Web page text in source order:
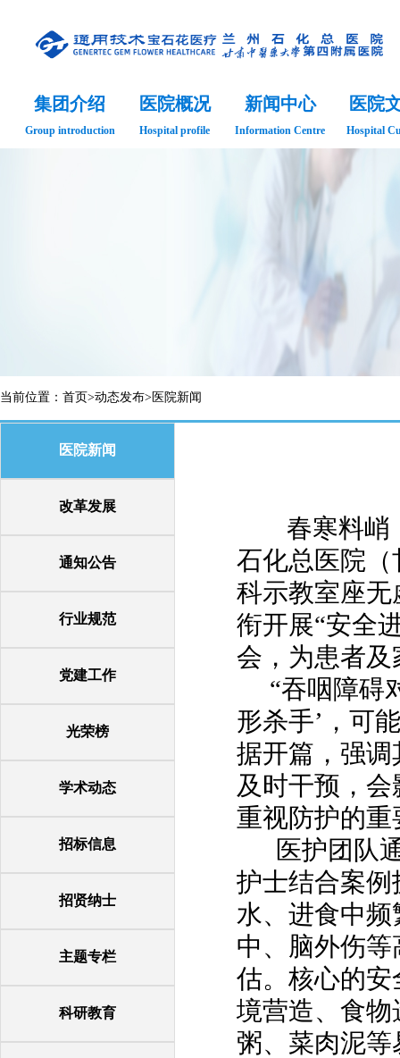
集团介绍
Group introduction
医院概况
Hospital profile
新闻中心
Information Centre
医院
Hospital
当前位置： 首页>动态发布> 医院新闻
医院新闻
改革发展
通知公告
行业规范
党建工作
光荣榜
学术动态
招标信息
招贤纳士
主题专栏
科研教育
春寒料峭
石化总医院
科示教室座
衔开展“安全
会，为患者
“吞咽障碍
形杀手’，可
据开篇，强
及时干预，
重视防护的重
医护团队
护士结合案
水、进食中
中、脑外伤
估。核心的安
境营造、食
粥、菜肉泥